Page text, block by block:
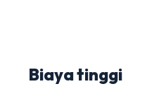
Biaya tinggi